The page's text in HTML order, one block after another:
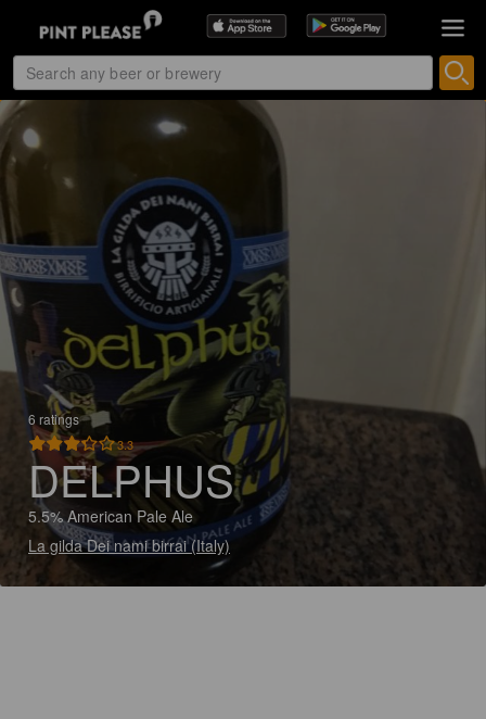
6 ratings
3.3
DELPHUS
5.5% American Pale Ale
La gilda Dei nami birrai (Italy)